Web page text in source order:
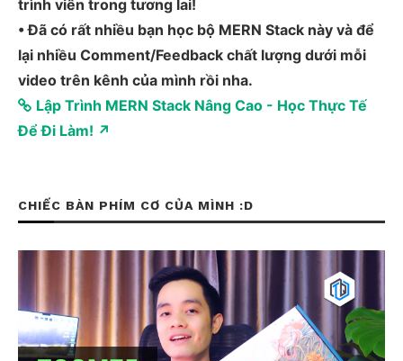
trình viên trong tương lai!
• Đã có rất nhiều bạn học bộ MERN Stack này và để
lại nhiều Comment/Feedback chất lượng dưới mỗi
video trên kênh của mình rồi nha.
Lập Trình MERN Stack Nâng Cao - Học Thực Tế
Để Đi Làm! ↗
CHIẾC BÀN PHÍM CƠ CỦA MÌNH :D